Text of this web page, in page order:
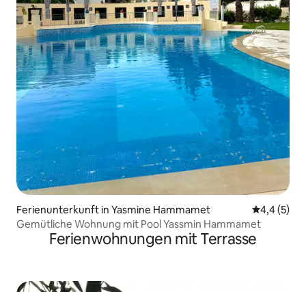
Ferienunterkunft in Yasmine Hammamet
4,4 (5)
Gemütliche Wohnung mit Pool Yassmin Hammamet
Ferienwohnungen mit Terrasse